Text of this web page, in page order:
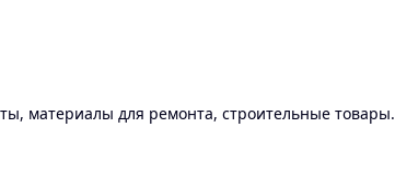
материалы для ремонта, строительные товары.